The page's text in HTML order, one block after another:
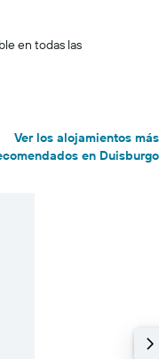
en todas las
Ver los alojamientos más
en Duisburgo